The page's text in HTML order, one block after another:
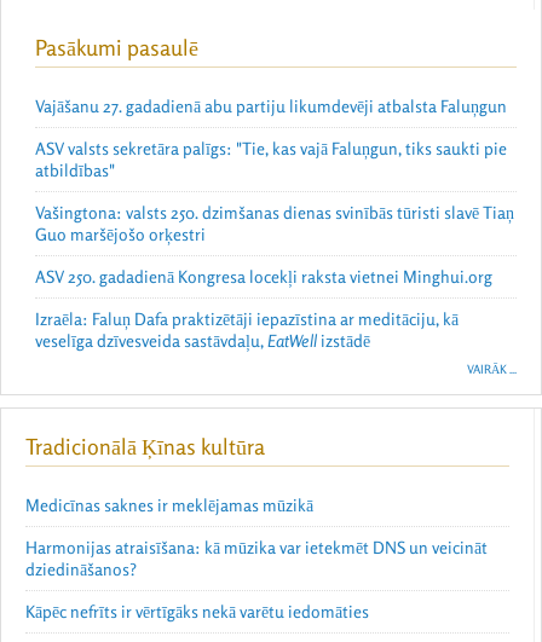
Pasākumi pasaulē
Vajāšanu 27. gadadienā abu partiju likumdevēji atbalsta Faluņgun
ASV valsts sekretāra palīgs: "Tie, kas vajā Faluņgun, tiks saukti pie
atbildības"
Vašingtona: valsts 250. dzimšanas dienas svinībās tūristi slavē Tiaņ
Guo maršējošo orķestri
ASV 250. gadadienā Kongresa locekļi raksta vietnei Minghui.org
Izraēla: Faluņ Dafa praktizētāji iepazīstina ar meditāciju, kā
veselīga dzīvesveida sastāvdaļu,EatWell izstādē
VAIRĀK ...
Tradicionālā Ķīnas kultūra
Medicīnas saknes ir meklējamas mūzikā
Harmonijas atraisīšana: kā mūzika var ietekmēt DNS un veicināt
dziedināšanos?
Kāpēc nefrīts ir vērtīgāks nekā varētu iedomāties